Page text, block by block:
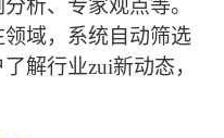
析、专家观点等。
域，系统自动筛选
解行业zui新动态，